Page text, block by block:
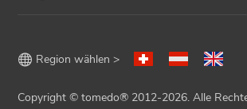
 Region wählen >
Copyright © tomedo® 2012-2026. Alle